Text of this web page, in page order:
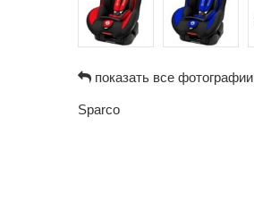
показать все фотографии
Sparco